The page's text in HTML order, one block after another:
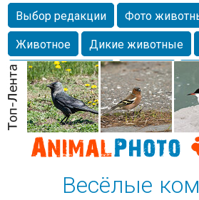
Выбор редакции Фото
Животное
Дикие животные
Млекопитающие
Красота
любимцы
Волгоград Лебедь
Спаниель
Весёлые